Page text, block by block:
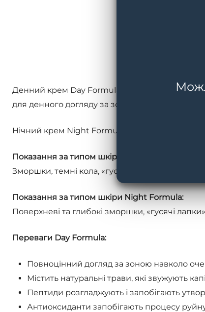
Денний крем Day Formula: інноваційна
для денного догляду за зоною очей унікальним.
Нічний крем Night Formula: покращує
Показання за типом шкіри Day Formula:
Зморшки, темні кола, «гусячі лапки» в зоні
Показання за типом шкіри Night Formula:
Поверхневі та глибокі зморшки, «гусячі
Переваги Day Formula:
Повноцінний догляд за зоною навколо
Містить натуральні трави, які звужують
Пептиди розгладжують і запобігають
Антиоксиданти запобігають процесу